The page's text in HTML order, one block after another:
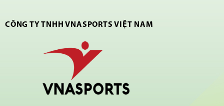
CÔNG TY TNHH VNASPORTS VIỆT NAM